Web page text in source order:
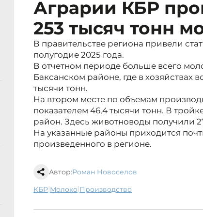
Аграрии КБР
253 тысяч тонн
В правительстве региона привели
полугодие 2025 года.
В отчетном периоде больше всего
Баксанском районе, где в хозяйствах
тысячи тонн.
На втором месте по объемам
показателем 46,4 тысячи тонн. В
район. Здесь животноводы получили
На указанные районы приходится
произведенного в регионе.
Автор:Роман Новоселов
КБР| молоко| производство